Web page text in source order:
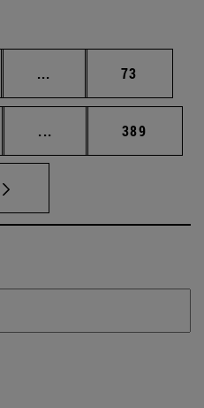
... Páginas intermedias
Página
73
... Páginas intermedias
Página
389